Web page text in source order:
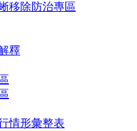
移除防治專區
釋
情形彙整表